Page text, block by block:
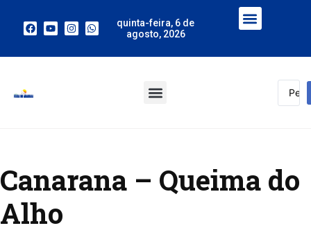
quinta-feira, 6 de
agosto, 2026
Canarana – Queima do
Alho